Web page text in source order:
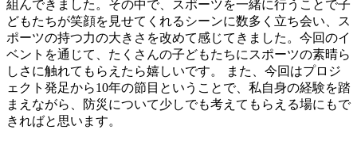
組んできました。その中で、スポーツを一緒に行うことで子
どもたちが笑顔を見せてくれるシーンに数多く立ち会い、ス
ポーツの持つ力の大きさを改めて感じてきました。今回のイ
ベントを通じて、たくさんの子どもたちにスポーツの素晴ら
しさに触れてもらえたら嬉しいです。 また、今回はプロジ
ェクト発足から10年の節目ということで、私自身の経験を踏
まえながら、防災について少しでも考えてもらえる場にもで
きればと思います。